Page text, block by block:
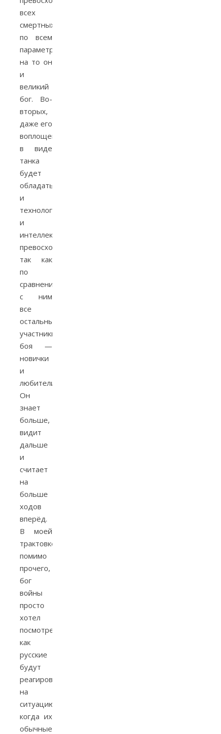
всех
смертных
по всем
параметрам,
на то он
и
великий
бог. Во-
вторых,
даже его
воплощение
в виде
танка
будет
обладать
и
технологическим,
и
интеллектуальным
превосходством,
так как
по
сравнению
с ним
все
остальные
участники
боя —
новички
и
любители.
Он
знает
больше,
видит
дальше
и
считает
на
больше
ходов
вперёд.
В моей
трактовке,
помимо
прочего,
бог
войны
просто
хотел
посмотреть,
как
русские
будут
реагировать
на
ситуацию,
когда их
обычные